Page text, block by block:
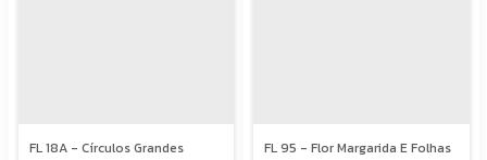
FL 18A - Círculos Grandes FL 95 - Flor Margarida E Folhas